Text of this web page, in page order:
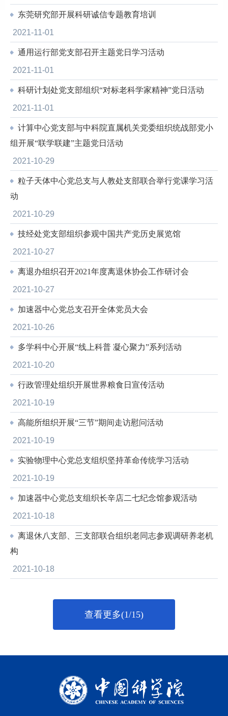
东莞研究部开展科研诚信专题教育培训
2021-11-01
通用运行部党支部召开主题党日学习活动
2021-11-01
科研计划处党支部组织“对标老科学家精神”党日活动
2021-11-01
计算中心党支部与中科院直属机关党委组织统战部党小
组开展“联学联建”主题党日活动
2021-10-29
粒子天体中心党总支与人教处支部联合举行党课学习活
动
2021-10-29
技经处党支部组织参观中国共产党历史展览馆
2021-10-27
离退办组织召开2021年度离退休协会工作研讨会
2021-10-27
加速器中心党总支召开全体党员大会
2021-10-26
多学科中心开展“线上科普 凝心聚力”系列活动
2021-10-20
行政管理处组织开展世界粮食日宣传活动
2021-10-19
高能所组织开展“三节”期间走访慰问活动
2021-10-19
实验物理中心党总支组织坚持革命传统学习活动
2021-10-19
加速器中心党总支组织长辛店二七纪念馆参观活动
2021-10-18
离退休八支部、三支部联合组织老同志参观调研养老机
构
2021-10-18
查看更多(1/15)